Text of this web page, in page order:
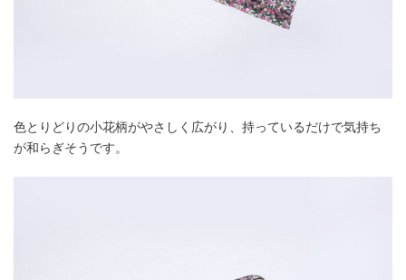
色とりどりの小花柄がやさしく広がり、持っているだけで気持ち
が和らぎそうです。